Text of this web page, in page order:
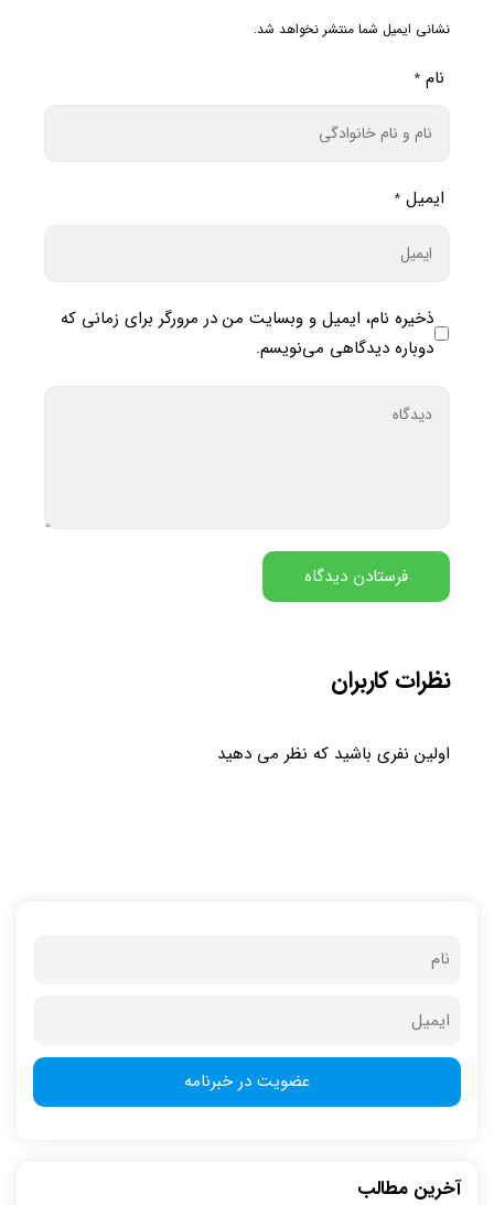
نشانی ایمیل شما منتشر نخواهد شد.
نام *
ایمیل *
ذخیره نام، ایمیل و وبسایت من در مرورگر برای زمانی که
دوباره دیدگاهی می‌نویسم.
نظرات کاربران
اولین نفری باشید که نظر می دهید
آخرین مطالب